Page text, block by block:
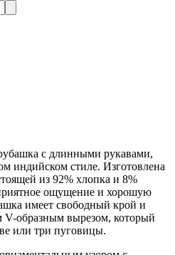
с длинными рукавами,
индийском стиле. Изготовлена
из 92% хлопка и 8%
ощущение и хорошую
имеет свободный крой и
V-образным вырезом, который
или три пуговицы.